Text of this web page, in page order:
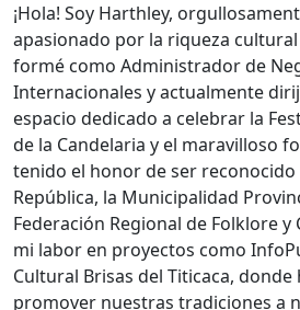
¡Hola! Soy Harthley,
apasionado por la riqueza
formé como Administrador de
Internacionales y actualmente
espacio dedicado a celebrar la
de la Candelaria y el maravilloso
tenido el honor de ser reconocido
República, la Municipalidad
Federación Regional de Folklore
mi labor en proyectos como
Cultural Brisas del Titicaca,
promover nuestras tradiciones a